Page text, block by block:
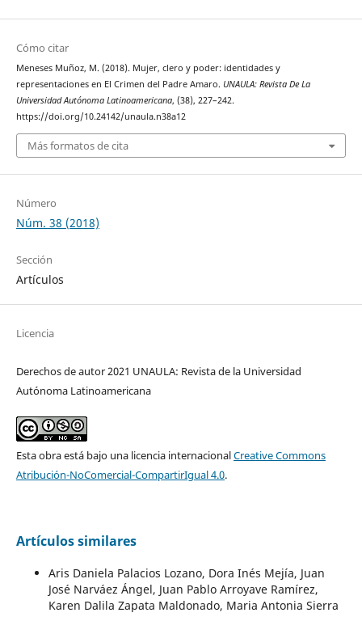
Cómo citar
Meneses Muñoz, M. (2018). Mujer, clero y poder: identidades y
representaciones en El Crimen del Padre Amaro. UNAULA: Revista De La
Universidad Autónoma Latinoamericana, (38), 227–242.
https://doi.org/10.24142/unaula.n38a12
Más formatos de cita
Número
Núm. 38 (2018)
Sección
Artículos
Licencia
Derechos de autor 2021 UNAULA: Revista de la Universidad
Autónoma Latinoamericana
Esta obra está bajo una licencia internacionalCreative Commons
Atribución-NoComercial-CompartirIgual 4.0.
Artículos similares
Aris Daniela Palacios Lozano, Dora Inés Mejía, Juan
José Narváez Ángel, Juan Pablo Arroyave Ramírez,
Karen Dalila Zapata Maldonado, Maria Antonia Sierra